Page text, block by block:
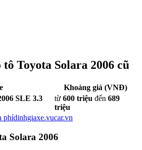
tô Toyota Solara 2006 cũ
Khoảng giá (VNĐ)
SLE 3.3
từ 600 triệu đến 689
triệu
phídinhgiaxe.vucar.vn
Solara 2006